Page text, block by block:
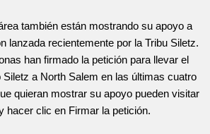
también están mostrando su apoyo a
lanzada recientemente por la Tribu Siletz.
han firmado la petición para llevar el
a North Salem en las últimas cuatro
quieran mostrar su apoyo pueden visitar
hacer clic en Firmar la petición.